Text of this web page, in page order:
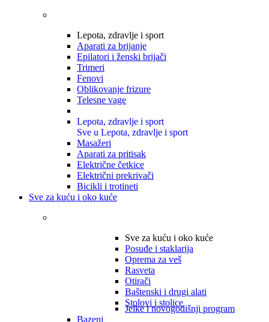
Lepota, zdravlje i sport
Aparati za brijanje
Epilatori i ženski brijači
Trimeri
Fenovi
Oblikovanje frizure
Telesne vage
Lepota, zdravlje i sport
Sve u Lepota, zdravlje i sport
Masažeri
Aparati za pritisak
Električne četkice
Električni prekrivači
Bicikli i trotineti
Sve za kuću i oko kuće
Sve za kuću i oko kuće
Posuđe i staklarija
Oprema za veš
Rasveta
Otirači
Baštenski i drugi alati
Stolovi i stolice
Jelke i novogodišnji program
Bazeni